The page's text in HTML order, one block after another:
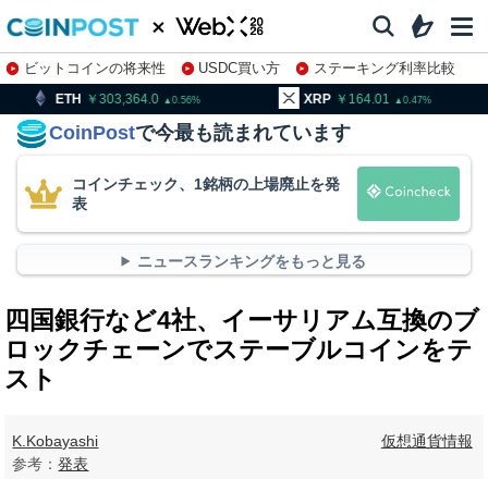
ビットコインの将来性 USDC買い方
ステーキング利率比較
株特集・関連銘柄
0.56 164.01 0.47
CoinPostで今最も読まれています
コインチェック、1銘柄の上場廃止を発
表
ニュースランキングをもっと見る
四国銀行など4社、イーサリアム互換のブ
ロックチェーンでステーブルコインをテ
スト
K.Kobayashi
参考：発表
仮想通貨情報